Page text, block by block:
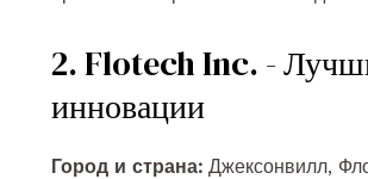
2. Flotech Inc. -
инновации
Город и страна:Джексонвилл,